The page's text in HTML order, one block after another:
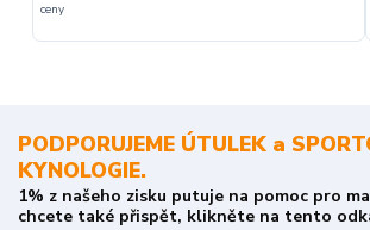
ceny
PODPORUJEME ÚTULEK a
KYNOLOGIE.
1% z našeho zisku putuje na pomoc pro
chcete také přispět, klikněte na tento